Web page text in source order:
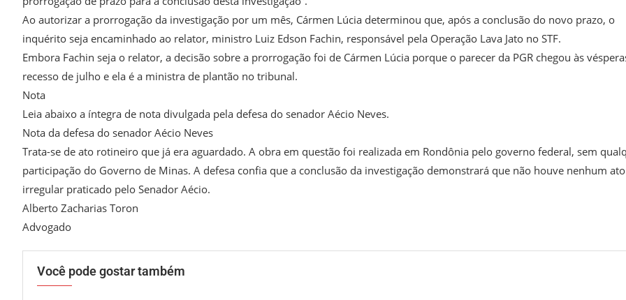
Ao autorizar a prorrogação da investigação por um mês, Cármen Lúcia determinou que, após a conclusão do novo prazo, o
inquérito seja encaminhado ao relator, ministro Luiz Edson Fachin, responsável pela Operação Lava Jato no STF.
Embora Fachin seja o relator, a decisão sobre a prorrogação foi de Cármen Lúcia porque o parecer da PGR chegou às
recesso de julho e ela é a ministra de plantão no tribunal.
Nota
Leia abaixo a íntegra de nota divulgada pela defesa do senador Aécio Neves.
Nota da defesa do senador Aécio Neves
Trata-se de ato rotineiro que já era aguardado. A obra em questão foi realizada em Rondônia pelo governo federal, sem
participação do Governo de Minas. A defesa confia que a conclusão da investigação demonstrará que não houve nenhum ato
irregular praticado pelo Senador Aécio.
Alberto Zacharias Toron
Advogado
Você pode gostar também